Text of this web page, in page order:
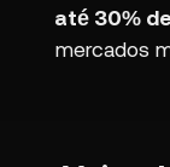
até 30%
mercados